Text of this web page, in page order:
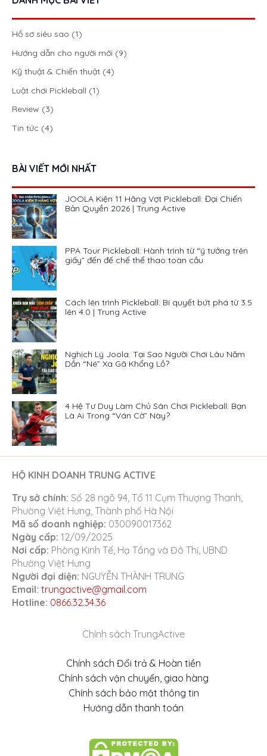
Hồ sơ siêu sao (1)
Hướng dẫn cho người mới (9)
Kỹ thuật & Chiến thuật (4)
Luật chơi Pickleball (1)
Review (3)
Tin tức (4)
BÀI VIẾT MỚI NHẤT
JOOLA Kiện 11 Hãng Vợt Pickleball: Đại Chiến
Bản Quyền 2026 | Trung Active
PPA Tour Pickleball: Hành trình từ “ý tưởng trên
giấy” đến đế chế thể thao toàn cầu
Cách lên trình Pickleball: Bí quyết bứt phá từ 3.5
lên 4.0 | Trung Active
Nghịch Lý Joola: Tại Sao Người Chơi Lâu Năm
Dần “Né” Xa Gã Khổng Lồ?
4 Hệ Tư Duy Làm Chủ Sân Chơi Pickleball: Bạn
Là Ai Trong “Ván Cờ” Này?
HỘ KINH DOANH TRUNG ACTIVE
Trụ sở chính: Số 28 ngõ 94, Tổ 11 Cụm Thượng Thanh,
Phường Việt Hưng, Thành phố Hà Nội
Mã số doanh nghiệp: 030090017362
Ngày cấp: 12/09/2025
Nơi cấp: Phòng Kinh Tế, Hạ Tầng và Đô Thị, UBND
Phường Việt Hưng
Người đại diện: NGUYỄN THÀNH TRUNG
Email: trungactive@gmail.com
Hotline: 0866.32.34.36
Chính sách TrungActive
Chính sách Đổi trả & Hoàn tiền
Chính sách vận chuyển, giao hàng
Chính sách bảo mật thông tin
Hướng dẫn thanh toán